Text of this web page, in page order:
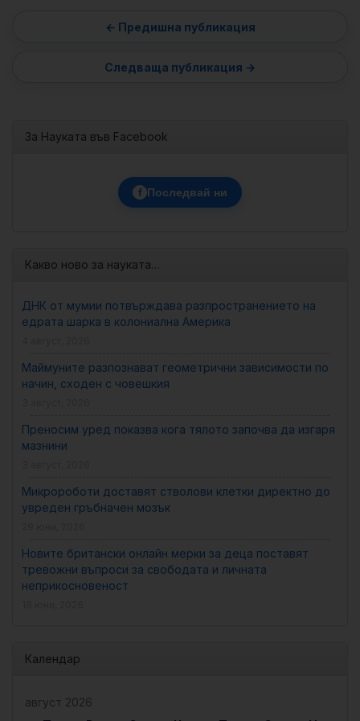
За Науката във Facebook
f Последвай ни
Какво ново за науката…
ДНК от мумии потвърждава разпространението на
едрата шарка в колониална Америка
Маймуните разпознават геометрични зависимости по
начин, сходен с човешкия
Преносим уред показва кога тялото започва да изгаря
мазнини
Микророботи доставят стволови клетки директно до
увреден гръбначен мозък
Новите британски онлайн мерки за деца поставят
тревожни въпроси за свободата и личната
неприкосновеност
Календар
август 2026